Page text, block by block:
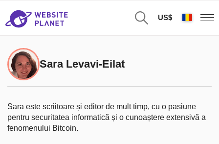
US$
Sara Levavi-Eilat
Sara este scriitoare și editor de mult timp, cu o pasiune
pentru securitatea informatică și o cunoaștere extensivă a
fenomenului Bitcoin.